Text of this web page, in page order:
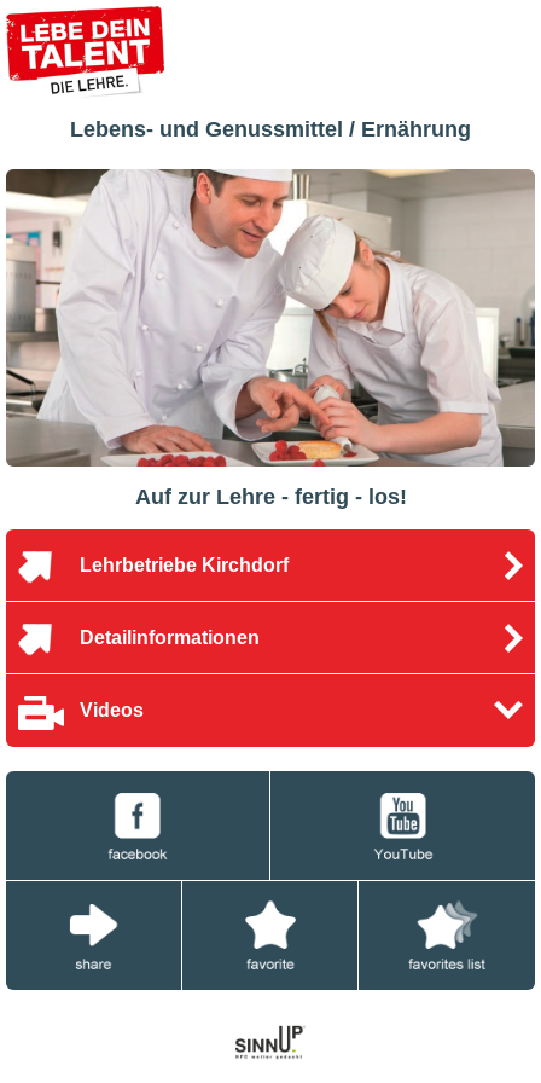
Lebens- und Genussmittel / Ernährung
Auf zur Lehre - fertig - los!
Lehrbetriebe Kirchdorf
Detailinformationen
Videos